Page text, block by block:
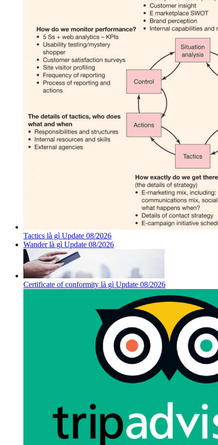
Tactics là gì Update 08/2026
Wander là gì Update 08/2026
Certificate of conformity là gì Update 08/2026